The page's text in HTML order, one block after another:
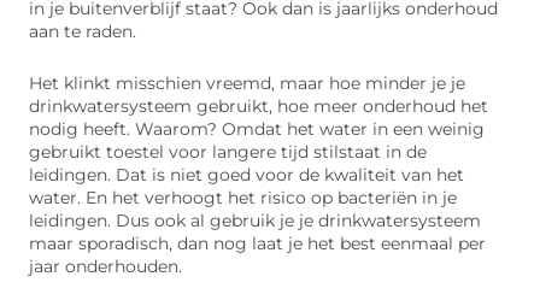
in je buitenverblijf staat? Ook dan is jaarlijks onderhoud
aan te raden.
Het klinkt misschien vreemd, maar hoe minder je je
drinkwatersysteem gebruikt, hoe meer onderhoud het
nodig heeft. Waarom? Omdat het water in een weinig
gebruikt toestel voor langere tijd stilstaat in de
leidingen. Dat is niet goed voor de kwaliteit van het
water. En het verhoogt het risico op bacteriën in je
leidingen. Dus ook al gebruik je je drinkwatersysteem
maar sporadisch, dan nog laat je het best eenmaal per
jaar onderhouden.